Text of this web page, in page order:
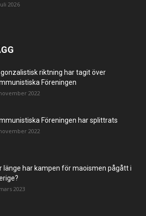
2026
gonzalistisk riktning har tagit över
Föreningen
2022
Föreningen har splittrats
2022
länge har kampen för maoismen pågått i
2023